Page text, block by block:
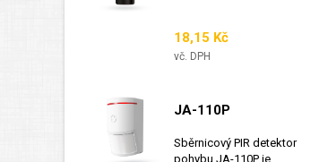
Cena
18,15 Kč
vč. DPH
JA-110P
Sběrnicový PIR detektor
pohybu JA-110P je